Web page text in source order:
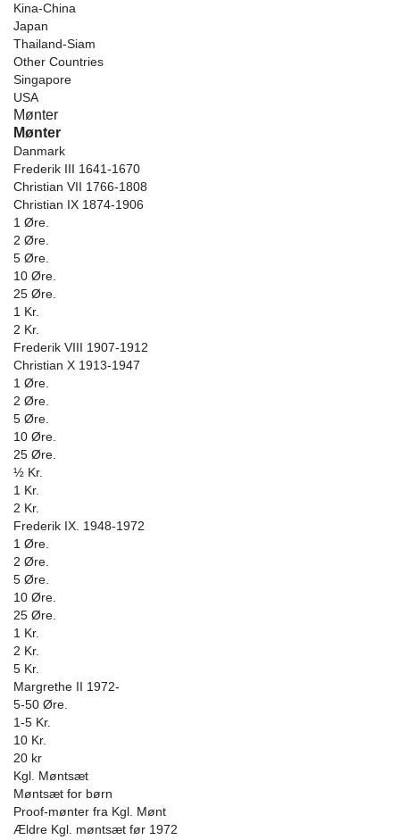
Kina-China
Japan
Thailand-Siam
Other Countries
Singapore
USA
Mønter
Mønter
Danmark
Frederik III 1641-1670
Christian VII 1766-1808
Christian IX 1874-1906
1 Øre.
2 Øre.
5 Øre.
10 Øre.
25 Øre.
1 Kr.
2 Kr.
Frederik VIII 1907-1912
Christian X 1913-1947
1 Øre.
2 Øre.
5 Øre.
10 Øre.
25 Øre.
½ Kr.
1 Kr.
2 Kr.
Frederik IX. 1948-1972
1 Øre.
2 Øre.
5 Øre.
10 Øre.
25 Øre.
1 Kr.
2 Kr.
5 Kr.
Margrethe II 1972-
5-50 Øre.
1-5 Kr.
10 Kr.
20 kr
Kgl. Møntsæt
Møntsæt for børn
Proof-mønter fra Kgl. Mønt
Ældre Kgl. møntsæt før 1972